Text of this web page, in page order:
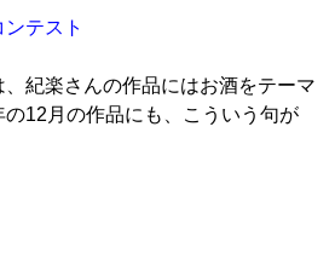
テスト
紀楽さんの作品にはお酒をテーマ
12月の作品にも、こういう句が